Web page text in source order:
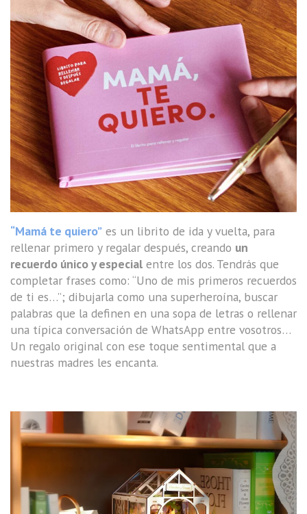
“Mamá te quiero” es un librito de ida y vuelta, para
rellenar primero y regalar después, creando un
recuerdo único y especial entre los dos. Tendrás que
completar frases como: “Uno de mis primeros recuerdos
de ti es…”; dibujarla como una superheroína, buscar
palabras que la definen en una sopa de letras o rellenar
una típica conversación de WhatsApp entre vosotros…
Un regalo original con ese toque sentimental que a
nuestras madres les encanta.